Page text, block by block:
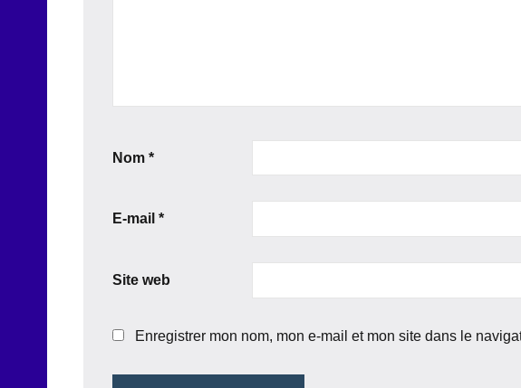
Nom *
E-mail *
Site web
Enregistrer mon nom, mon e-mail et mon site dans le